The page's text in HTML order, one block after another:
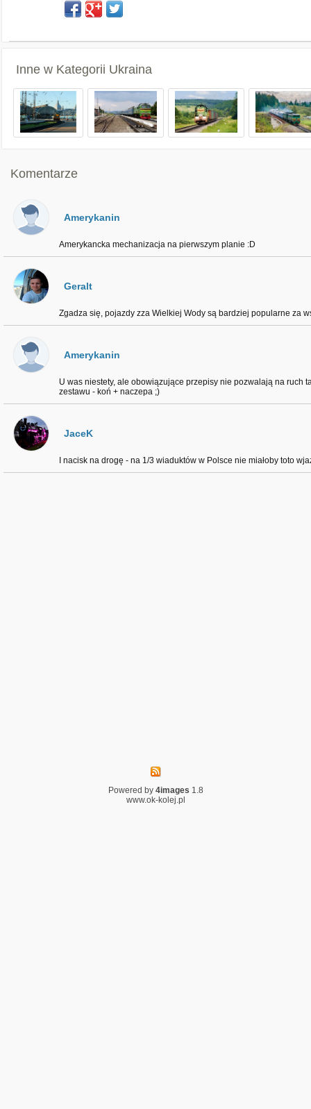
Inne w Kategorii Ukraina
Komentarze
Amerykanin
Amerykancka mechanizacja na pierwszym planie :D
Geralt
Zgadza się, pojazdy zza Wielkiej Wody są bardziej popularne za
Amerykanin
U was niestety, ale obowiązujące przepisy nie pozwalają na ruch
zestawu - koń + naczepa ;)
JaceK
I nacisk na drogę - na 1/3 wiaduktów w Polsce nie miałoby toto
Powered by 4images 1.8
www.ok-kolej.pl